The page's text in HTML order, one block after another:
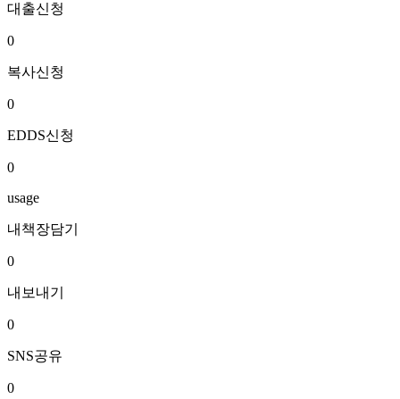
대출신청
0
복사신청
0
EDDS신청
0
usage
내책장담기
0
내보내기
0
SNS공유
0